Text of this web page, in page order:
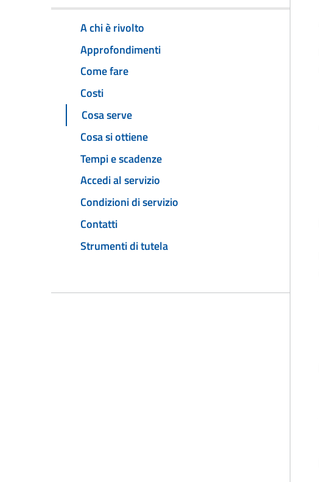
A chi è rivolto
Approfondimenti
Come fare
Costi
Cosa serve
Cosa si ottiene
Tempi e scadenze
Accedi al servizio
Condizioni di servizio
Contatti
Strumenti di tutela